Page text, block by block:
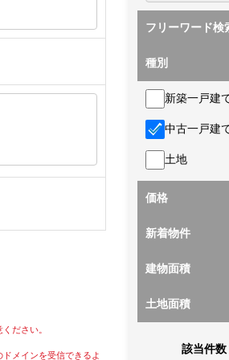
ださい。
ドメインを受信できるよ
フリーワード検
種別
新築一戸建
中古一戸建
土地
価格
新着物件
建物面積
土地面積
該当件数